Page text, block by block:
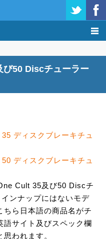
示板
ール
50 Discチューラー
ディスクブレーキチュ
ディスクブレーキチュ
Cult 35及び50 Discチ
ンナップにはないモデ
ちら日本語の商品名がチ
語サイト及びスペック欄
われます。